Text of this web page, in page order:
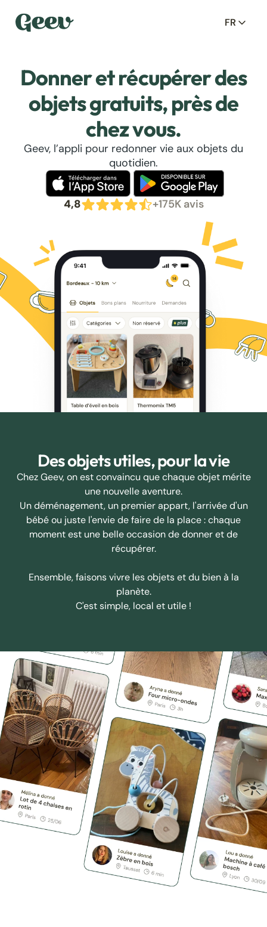
FR
Donner et récupérer des
objets gratuits, près de
chez vous.
Geev, l’appli pour redonner vie aux objets du
quotidien.
4,8 +175K avis
Des objets utiles, pour la vie
Chez Geev, on est convaincu que chaque objet mérite
une nouvelle aventure.
Un déménagement, un premier appart, l'arrivée d'un
bébé ou juste l'envie de faire de la place : chaque
moment est une belle occasion de donner et de
récupérer.
Ensemble, faisons vivre les objets et du bien à la
planète.
C'est simple, local et utile !